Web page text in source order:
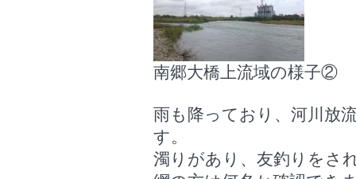
南郷大橋上流域の様子②
雨も降っており、河川放
す。
濁りがあり、友釣りをさ